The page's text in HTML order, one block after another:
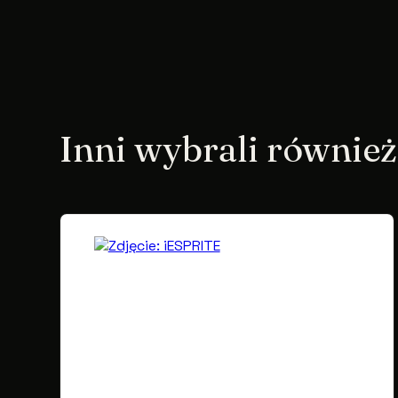
Inni wybrali